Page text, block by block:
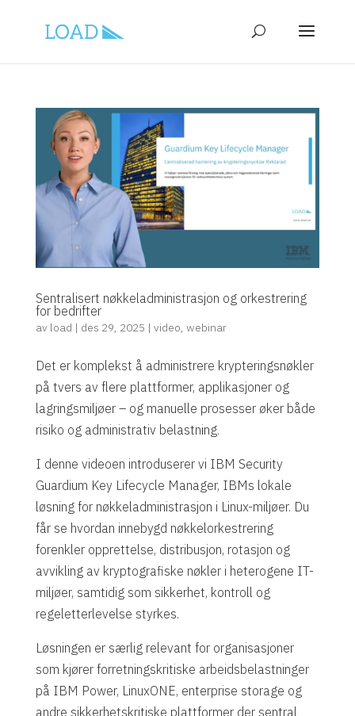
Sentralisert nøkkeladministrasjon og orkestrering
for bedrifter
av load | des 29, 2025 | video webinar
Det er komplekst å administrere krypteringsnøkler
på tvers av flere plattformer, applikasjoner og
lagringsmiljøer – og manuelle prosesser øker både
risiko og administrativ belastning.
I denne videoen introduserer vi IBM Security
Guardium Key Lifecycle Manager, IBMs lokale
løsning for nøkkeladministrasjon i Linux-miljøer. Du
får se hvordan innebygd nøkkelorkestrering
forenkler opprettelse, distribusjon, rotasjon og
avvikling av kryptografiske nøkler i heterogene IT-
miljøer, samtidig som sikkerhet, kontroll og
regeletterlevelse styrkes.
Løsningen er særlig relevant for organisasjoner
som kjører forretningskritiske arbeidsbelastninger
på IBM Power, LinuxONE, enterprise storage og
andre sikkerhetskritiske plattformer der sentral